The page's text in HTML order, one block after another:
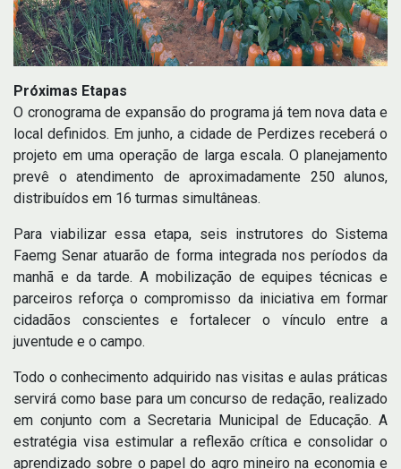
Próximas Etapas
O cronograma de expansão do programa já tem nova data e
local definidos. Em junho, a cidade de Perdizes receberá o
projeto em uma operação de larga escala. O planejamento
prevê o atendimento de aproximadamente 250 alunos,
distribuídos em 16 turmas simultâneas.
Para viabilizar essa etapa, seis instrutores do Sistema
Faemg Senar atuarão de forma integrada nos períodos da
manhã e da tarde. A mobilização de equipes técnicas e
parceiros reforça o compromisso da iniciativa em formar
cidadãos conscientes e fortalecer o vínculo entre a
juventude e o campo.
Todo o conhecimento adquirido nas visitas e aulas práticas
servirá como base para um concurso de redação, realizado
em conjunto com a Secretaria Municipal de Educação. A
estratégia visa estimular a reflexão crítica e consolidar o
aprendizado sobre o papel do agro mineiro na economia e